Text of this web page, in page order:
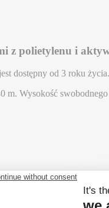
z polietylenu i
dostępny od 3 roku
m. Wysokość